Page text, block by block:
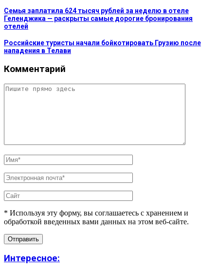
Семья заплатила 624 тысяч рублей за неделю в отеле
Геленджика — раскрыты самые дорогие бронирования
отелей
Российские туристы начали бойкотировать Грузию после
нападения в Телави
Комментарий
* Используя эту форму, вы соглашаетесь с хранением и
обработкой введенных вами данных на этом веб-сайте.
Интересное: